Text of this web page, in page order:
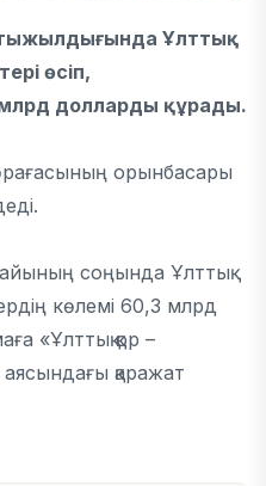
Ұлттық
өсіп,
млрд долларды құрады.
орынбасары
соңында Ұлттық
көлемі 60,3 млрд
«Ұлттық қор –
қаражат